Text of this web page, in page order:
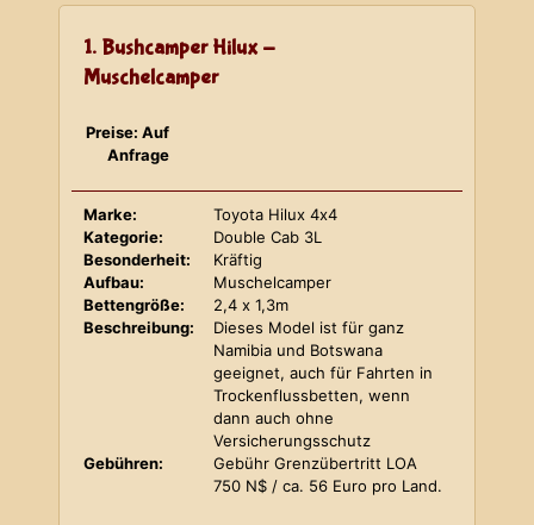
1. Bushcamper Hilux -
Muschelcamper
Preise: Auf
Anfrage
Marke:
Toyota Hilux 4x4
Kategorie:
Double Cab 3L
Besonderheit:
Kräftig
Aufbau:
Muschelcamper
Bettengröße:
2,4 x 1,3m
Beschreibung:
Dieses Model ist für ganz
Namibia und Botswana
geeignet, auch für Fahrten in
Trockenflussbetten, wenn
dann auch ohne
Versicherungsschutz
Gebühren:
Gebühr Grenzübertritt LOA
750 N$ / ca. 56 Euro pro Land.